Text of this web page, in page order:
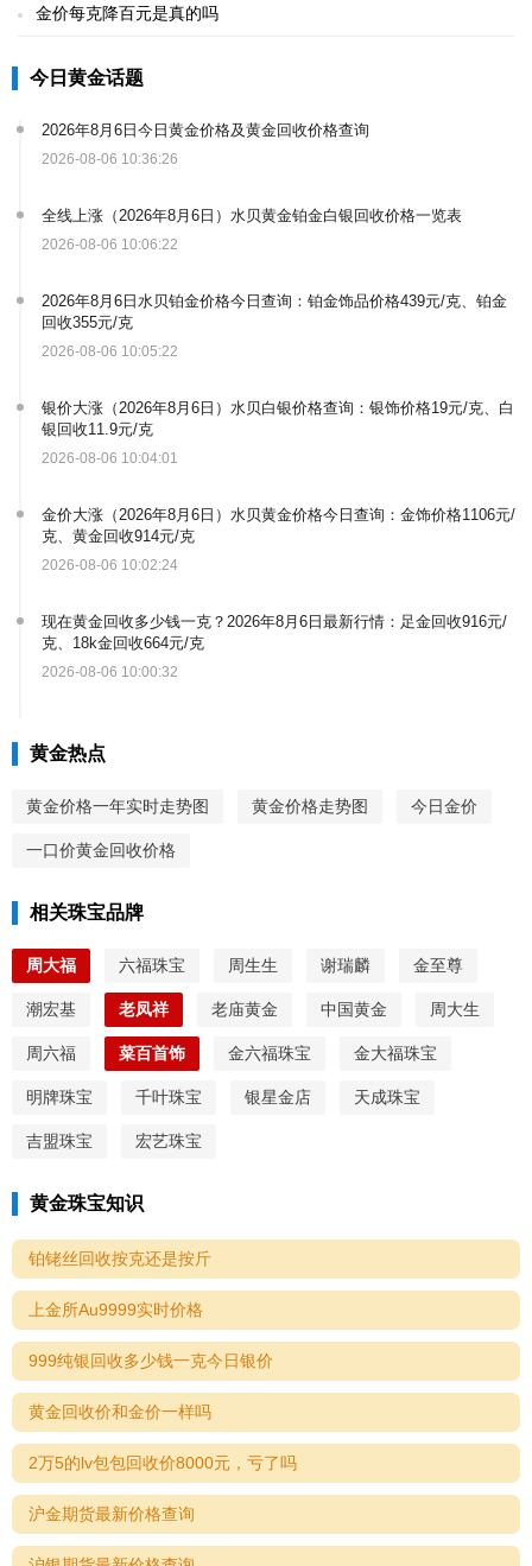
金价每克降百元是真的吗
今日黄金话题
2026年8月6日今日黄金价格及黄金回收价格查询
2026-08-06 10:36:26
全线上涨（2026年8月6日）水贝黄金铂金白银回收价格一览表
2026-08-06 10:06:22
2026年8月6日水贝铂金价格今日查询：铂金饰品价格439元/克、铂金
回收355元/克
2026-08-06 10:05:22
银价大涨（2026年8月6日）水贝白银价格查询：银饰价格19元/克、白
银回收11.9元/克
2026-08-06 10:04:01
金价大涨（2026年8月6日）水贝黄金价格今日查询：金饰价格1106元/
克、黄金回收914元/克
2026-08-06 10:02:24
现在黄金回收多少钱一克？2026年8月6日最新行情：足金回收916元/
克、18k金回收664元/克
2026-08-06 10:00:32
黄金热点
黄金价格一年实时走势图 黄金价格走势图 今日金价
一口价黄金回收价格
相关珠宝品牌
周大福 六福珠宝 周生生 谢瑞麟 金至尊
潮宏基 老凤祥 老庙黄金 中国黄金 周大生
周六福 菜百首饰 金六福珠宝 金大福珠宝
明牌珠宝 千叶珠宝 银星金店 天成珠宝
吉盟珠宝 宏艺珠宝
黄金珠宝知识
铂铑丝回收按克还是按斤
上金所Au9999实时价格
999纯银回收多少钱一克今日银价
黄金回收价和金价一样吗
2万5的lv包包回收价8000元，亏了吗
沪金期货最新价格查询